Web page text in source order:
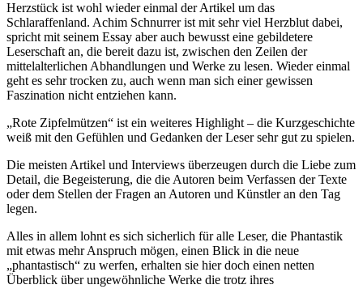
Herzstück ist wohl wieder einmal der Artikel um das
Schlaraffenland. Achim Schnurrer ist mit sehr viel Herzblut dabei,
spricht mit seinem Essay aber auch bewusst eine gebildetere
Leserschaft an, die bereit dazu ist, zwischen den Zeilen der
mittelalterlichen Abhandlungen und Werke zu lesen. Wieder einmal
geht es sehr trocken zu, auch wenn man sich einer gewissen
Faszination nicht entziehen kann.
„Rote Zipfelmützen“ ist ein weiteres Highlight – die Kurzgeschichte
weiß mit den Gefühlen und Gedanken der Leser sehr gut zu spielen.
Die meisten Artikel und Interviews überzeugen durch die Liebe zum
Detail, die Begeisterung, die die Autoren beim Verfassen der Texte
oder dem Stellen der Fragen an Autoren und Künstler an den Tag
legen.
Alles in allem lohnt es sich sicherlich für alle Leser, die Phantastik
mit etwas mehr Anspruch mögen, einen Blick in die neue
„phantastisch“ zu werfen, erhalten sie hier doch einen netten
Überblick über ungewöhnliche Werke die trotz ihres